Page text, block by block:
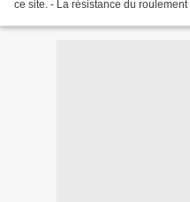
ce site. - La résistance du